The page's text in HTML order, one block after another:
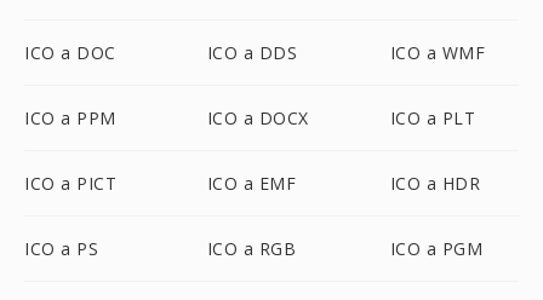
ICO a DOC ICO a DDS ICO a WMF
ICO a PPM ICO a DOCX ICO a PLT
ICO a PICT ICO a EMF ICO a HDR
ICO a PS ICO a RGB ICO a PGM